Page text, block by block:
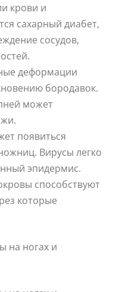
крови и
сахарный диабет,
сосудов,
деформации
бородавок.
может
появиться
Вирусы легко
эпидермис.
способствуют
которые